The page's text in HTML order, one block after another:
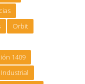
Orbit
1409